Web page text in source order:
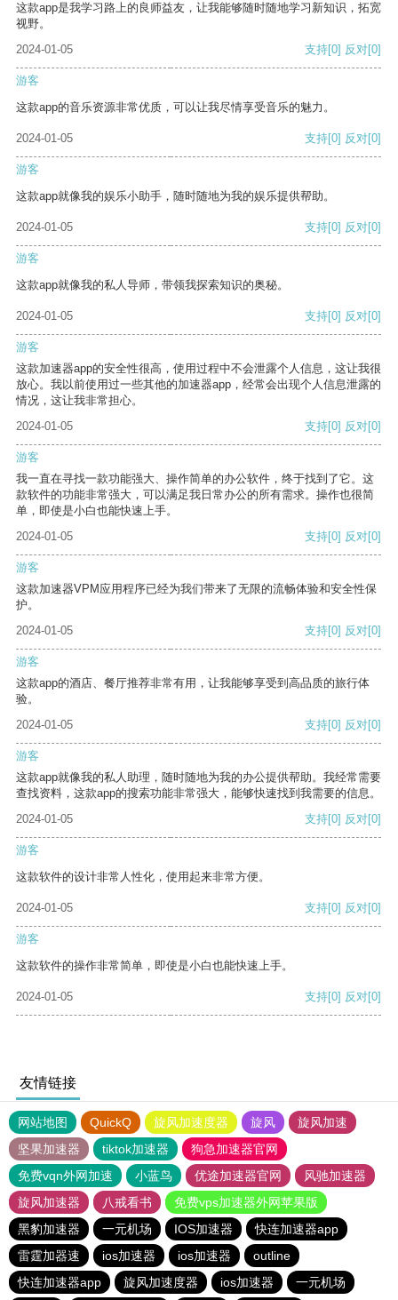
这款app是我学习路上的良师益友，让我能够随时随地学习新知识，拓宽
视野。
2024-01-05
支持[0] 反对[0]
游客
这款app的音乐资源非常优质，可以让我尽情享受音乐的魅力。
2024-01-05 支持[0] 反对[0]
游客
这款app就像我的娱乐小助手，随时随地为我的娱乐提供帮助。
2024-01-05 支持[0] 反对[0]
游客
这款app就像我的私人导师，带领我探索知识的奥秘。
2024-01-05 支持[0] 反对[0]
游客
这款加速器app的安全性很高，使用过程中不会泄露个人信息，这让我很
放心。我以前使用过一些其他的加速器app，经常会出现个人信息泄露的
情况，这让我非常担心。
2024-01-05
支持[0] 反对[0]
游客
我一直在寻找一款功能强大、操作简单的办公软件，终于找到了它。这
款软件的功能非常强大，可以满足我日常办公的所有需求。操作也很简
单，即使是小白也能快速上手。
2024-01-05
支持[0] 反对[0]
游客
这款加速器VPM应用程序已经为我们带来了无限的流畅体验和安全性保
护。
2024-01-05
支持[0] 反对[0]
游客
这款app的酒店、餐厅推荐非常有用，让我能够享受到高品质的旅行体
验。
2024-01-05
支持[0] 反对[0]
游客
这款app就像我的私人助理，随时随地为我的办公提供帮助。我经常需要
查找资料，这款app的搜索功能非常强大，能够快速找到我需要的信息。
2024-01-05
支持[0] 反对[0]
游客
这款软件的设计非常人性化，使用起来非常方便。
2024-01-05 支持[0] 反对[0]
游客
这款软件的操作非常简单，即使是小白也能快速上手。
2024-01-05 支持[0] 反对[0]
友情链接
网站地图 QuickQ 旋风加速度器 旋风
旋风加速
坚果加速器
tiktok加速器
狗急加速器官网
免费vqn外网加速
小蓝鸟 优途加速器官网
风驰加速器
旋风加速器
八戒看书
免费vps加速器外网苹果版
黑豹加速器
一元机场 IOS加速器
快连加速器app
雷霆加器速
ios加速器 ios加速器
outline
快连加速器app
旋风加速度器 ios加速器 一元机场